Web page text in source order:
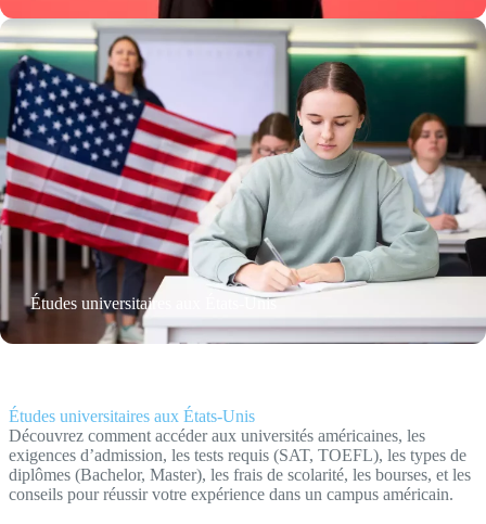
Études universitaires aux États-Unis
Études universitaires aux États-Unis
Découvrez comment accéder aux universités américaines, les
exigences d’admission, les tests requis (SAT, TOEFL), les types de
diplômes (Bachelor, Master), les frais de scolarité, les bourses, et les
conseils pour réussir votre expérience dans un campus américain.